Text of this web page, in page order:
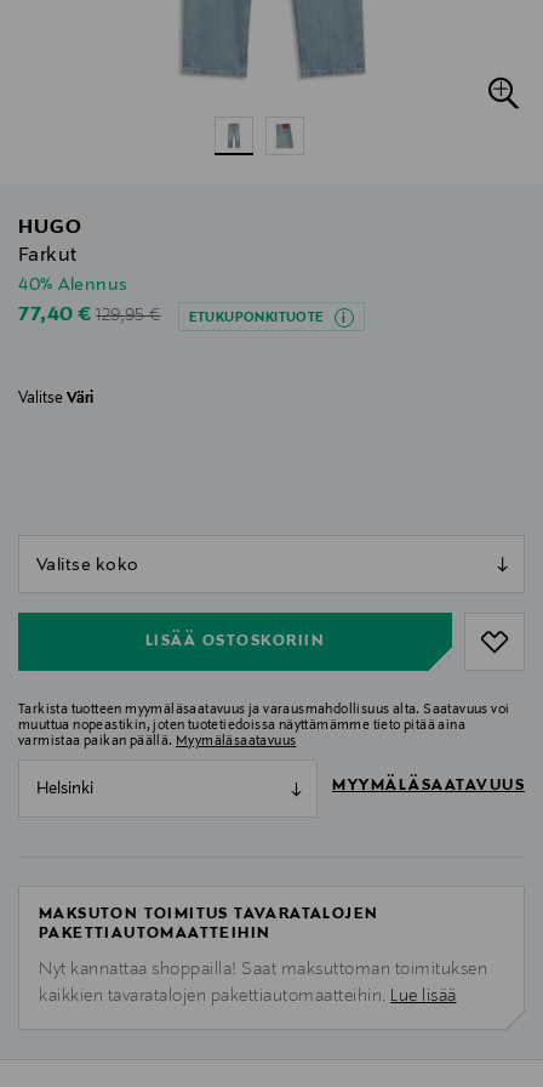
HUGO
Farkut
40% Alennus
Discounted Price
77,40 €Original Price
129,95 € ETUKUPONKITUOTE
Valitse Väri
LISÄÄ OSTOSKORIIN
Tarkista tuotteen myymäläsaatavuus ja varausmahdollisuus alta. Saatavuus voi
muuttua nopeastikin, joten tuotetiedoissa näyttämämme tieto pitää aina
varmistaa paikan päällä. Myymäläsaatavuus
Helsinki MYYMÄLÄSAATAVUUS
MAKSUTON TOIMITUS TAVARATALOJEN
PAKETTIAUTOMAATTEIHIN
Nyt kannattaa shoppailla! Saat maksuttoman toimituksen
kaikkien tavaratalojen pakettiautomaatteihin. Lue lisää